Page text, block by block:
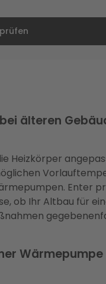
älteren
Heizkörper
Enter
ob Ihr Altbau für
Wärmepumpe